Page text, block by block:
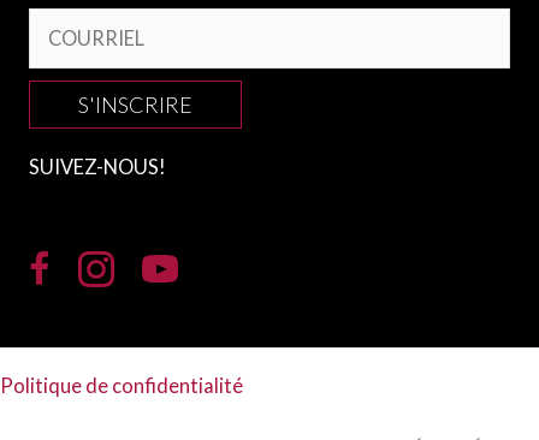
S'INSCRIRE
SUIVEZ-NOUS!
Politique de confidentialité